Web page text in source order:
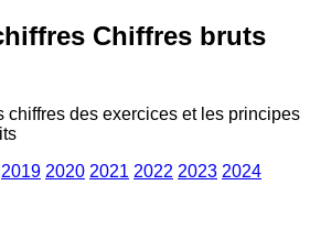
Chiffres bruts
chiffres des exercices et les principes
2019 2020 2021 2022 2023 2024